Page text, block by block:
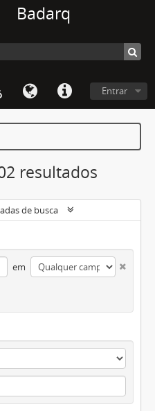
Badarq
Entrar
resultados
de busca
em